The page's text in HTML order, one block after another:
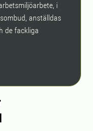
i
anställdas
de fackliga